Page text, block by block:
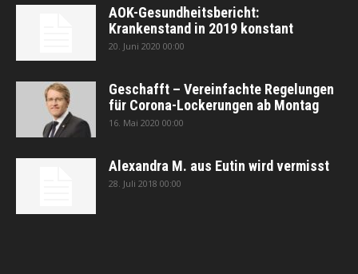
AOK-Gesundheitsbericht:
Krankenstand in 2019 konstant
20. Juni 2020 00:00
Geschafft – Vereinfachte Regelungen
für Corona-Lockerungen ab Montag
16. Mai 2020 00:00
Alexandra M. aus Eutin wird vermisst
28. Juli 2018 00:00